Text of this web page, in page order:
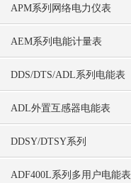
APM系列网络电力仪表
AEM系列电能计量表
DDS/DTS/ADL系列电能表
ADL外置互感器电能表
DDSY/DTSY系列
ADF400L系列多用户电能表